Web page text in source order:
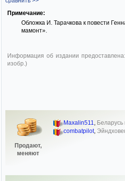
Примечание:
Обложка И. Тарачкова к повести
мамонт».
Информация об издании предоставлена:
изобр.)
Продают,
меняют
Maxalin511,
combatpilot,